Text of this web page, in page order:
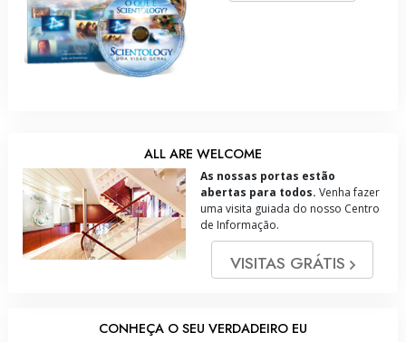
ALL ARE WELCOME
As nossas portas estão
abertas para todos. Venha fazer
uma visita guiada do nosso Centro
de Informação.
VISITAS GRÁTIS
CONHEÇA O SEU VERDADEIRO EU